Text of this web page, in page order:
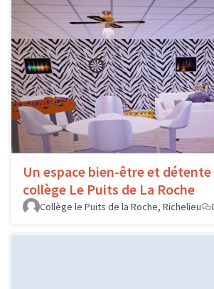
Un espace bien-être et détente
collège Le Puits de La Roche
Collège le Puits de la Roche, Richelieu